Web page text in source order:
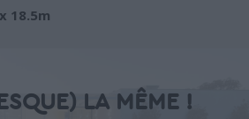
18.5m
LA MÊME !